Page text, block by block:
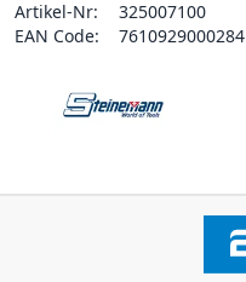
Artikel-Nr:
325007100
EAN Code:
7610929000284